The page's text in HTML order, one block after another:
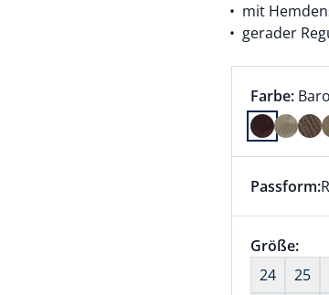
mit
gerader
Farbe:
Farbe
Dieser
Passform:
Größe:
24
25